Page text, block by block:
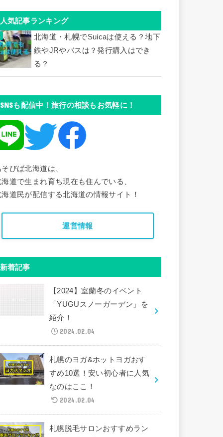
人気記事ランキング
北海道・札幌でSuicaは使える？地下
鉄やJRやバスは？発行購入はでき
る？
SNSも配信中！旅行の相談もお気軽に！
びば北海道は、
海道で生まれ育ち現在も住んでいる、
海道民が配信する北海道の情報サイト！
運営情報
新着記事
【2024】室蘭冬のイベント
「YUGUスノーガーデン」を
紹介！
2024.02.04
札幌のヨガ&ホットヨガおす
すめ10選！安い初心者に人気
なのはここ！
2024.02.04
札幌脱毛サロンおすすめラン